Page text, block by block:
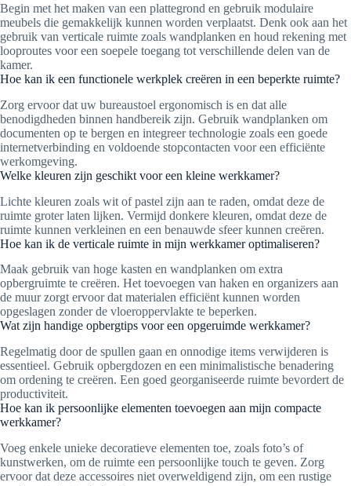
Begin met het maken van een plattegrond en gebruik modulaire
meubels die gemakkelijk kunnen worden verplaatst. Denk ook aan het
gebruik van verticale ruimte zoals wandplanken en houd rekening met
looproutes voor een soepele toegang tot verschillende delen van de
kamer.
Hoe kan ik een functionele werkplek creëren in een beperkte ruimte?
Zorg ervoor dat uw bureaustoel ergonomisch is en dat alle
benodigdheden binnen handbereik zijn. Gebruik wandplanken om
documenten op te bergen en integreer technologie zoals een goede
internetverbinding en voldoende stopcontacten voor een efficiënte
werkomgeving.
Welke kleuren zijn geschikt voor een kleine werkkamer?
Lichte kleuren zoals wit of pastel zijn aan te raden, omdat deze de
ruimte groter laten lijken. Vermijd donkere kleuren, omdat deze de
ruimte kunnen verkleinen en een benauwde sfeer kunnen creëren.
Hoe kan ik de verticale ruimte in mijn werkkamer optimaliseren?
Maak gebruik van hoge kasten en wandplanken om extra
opbergruimte te creëren. Het toevoegen van haken en organizers aan
de muur zorgt ervoor dat materialen efficiënt kunnen worden
opgeslagen zonder de vloeroppervlakte te beperken.
Wat zijn handige opbergtips voor een opgeruimde werkkamer?
Regelmatig door de spullen gaan en onnodige items verwijderen is
essentieel. Gebruik opbergdozen en een minimalistische benadering
om ordening te creëren. Een goed georganiseerde ruimte bevordert de
productiviteit.
Hoe kan ik persoonlijke elementen toevoegen aan mijn compacte
werkkamer?
Voeg enkele unieke decoratieve elementen toe, zoals foto’s of
kunstwerken, om de ruimte een persoonlijke touch te geven. Zorg
ervoor dat deze accessoires niet overweldigend zijn, om een rustige